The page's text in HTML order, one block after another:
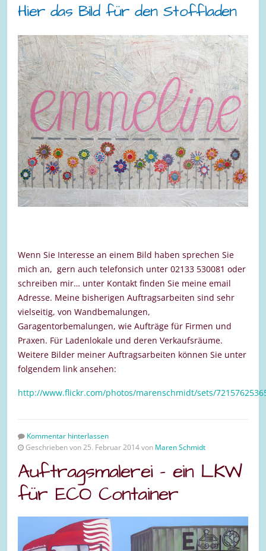
Hier das Bild für den Stoffladen
Wenn Sie Interesse an einem Bild haben sprechen Sie
mich an, gern auch telefonsich unter 02133 530081 oder
schreiben mir… unter Kontakt finden Sie meine email
Adresse. Meine bisherigen Auftragsarbeiten sind sehr
vielseitig, von Wandbemalungen,
Garagentorbemalungen, wie Aufträge für Firmen und
Praxen. Für Ladenlokale und deren Verkaufsräume.
Weitere Bilder meiner Auftragsarbeiten können Sie unter
folgendem link ansehen:
http://www.flickr.com/photos/marenschmidt/sets/
Kommentar hinterlassen
Geschrieben von 25. Februar 2014 von Maren Schmidt
Auftragsmalerei – ein LKW
für ECO Container